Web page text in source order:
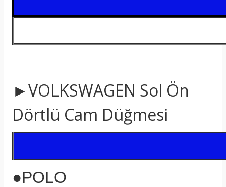
►VOLKSWAGEN Sol Ön
Dörtlü Cam Düğmesi
●POLO